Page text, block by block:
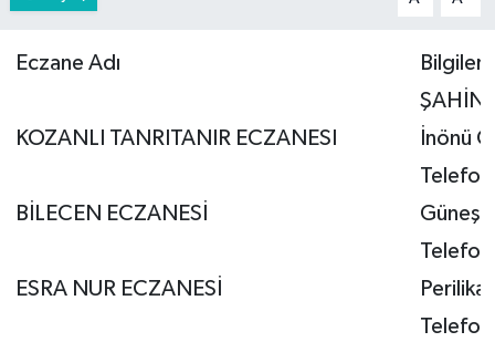
Eczane Adı
Bilgiler
KOZANLI TANRITANIR ECZANESI
İnönü
BİLECEN ECZANESİ
Güneş
ESRA NUR ECZANESİ